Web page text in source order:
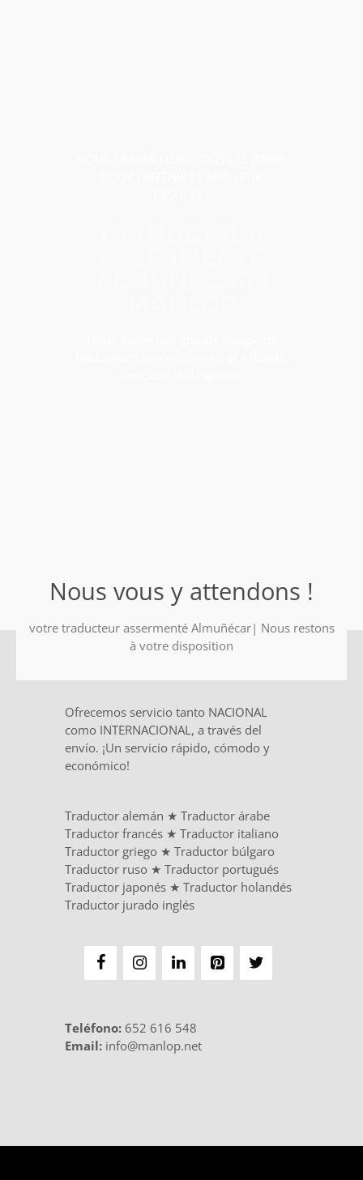
Nous vous y attendons !
votre traducteur assermenté Almuñécar| Nous restons
à votre disposition
Ofrecemos servicio tanto NACIONAL
como INTERNACIONAL, a través del
envío. ¡Un servicio rápido, cómodo y
económico!
Traductor alemán ★ Traductor árabe
Traductor francés ★ Traductor italiano
Traductor griego ★ Traductor búlgaro
Traductor ruso ★ Traductor portugués
Traductor japonés ★ Traductor holandés
Traductor jurado inglés
Teléfono: 652 616 548
Email: info@manlop.net